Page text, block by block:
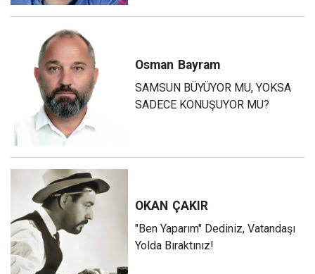
Osman Bayram
SAMSUN BÜYÜYOR MU, YOKSA
SADECE KONUŞUYOR MU?
OKAN ÇAKIR
"Ben Yaparım" Dediniz, Vatandaşı
Yolda Bıraktınız!